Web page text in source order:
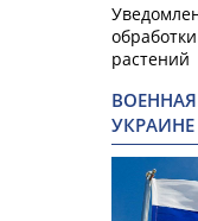
растений
УКРАИНЕ